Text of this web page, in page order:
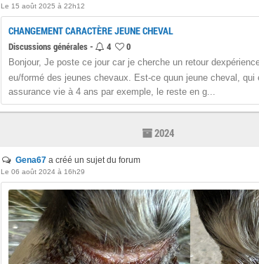
Le 15 août 2025 à 22h12
CHANGEMENT CARACTÈRE JEUNE CHEVAL
Discussions générales - 4 0
Bonjour, Je poste ce jour car je cherche un retour
eu/formé des jeunes chevaux. Est-ce quun jeune cheval,
assurance vie à 4 ans par exemple, le reste en g...
2024
Gena67 a créé un sujet du forum
Le 06 août 2024 à 16h29